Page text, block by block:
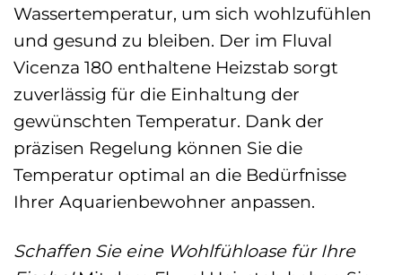
Wassertemperatur, um sich wohlzufühlen
und gesund zu bleiben. Der im Fluval
Vicenza 180 enthaltene Heizstab sorgt
zuverlässig für die Einhaltung der
gewünschten Temperatur. Dank der
präzisen Regelung können Sie die
Temperatur optimal an die Bedürfnisse
Ihrer Aquarienbewohner anpassen.
Schaffen Sie eine Wohlfühloase für Ihre